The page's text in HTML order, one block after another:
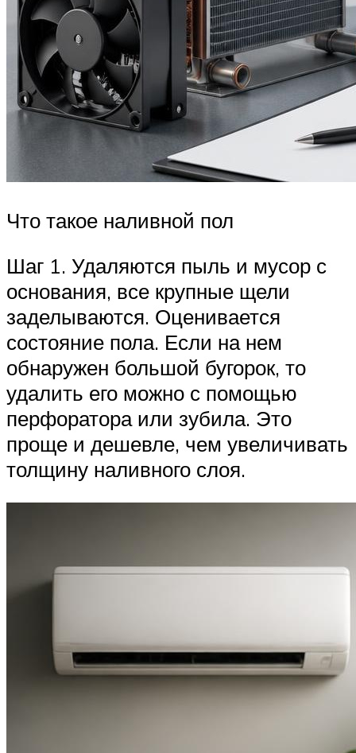
Что такое наливной пол
Шаг 1. Удаляются пыль и мусор с
основания, все крупные щели
заделываются. Оценивается
состояние пола. Если на нем
обнаружен большой бугорок, то
удалить его можно с помощью
перфоратора или зубила. Это
проще и дешевле, чем увеличивать
толщину наливного слоя.